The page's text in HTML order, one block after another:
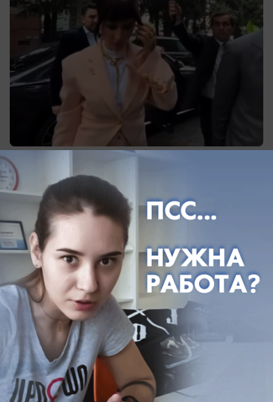
Экономика
ТРЦ, музей, ресторан: какие соглашения
по Сочи достигли на экономическом
форуме в Санкт-Петербурге
Их подписали, как мэр города, так и губернатор